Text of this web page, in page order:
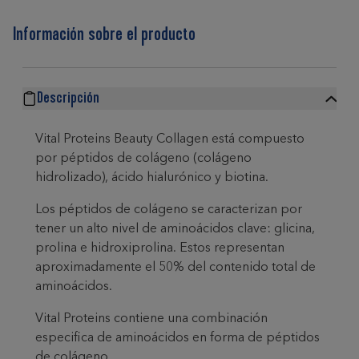
Información sobre el producto
Descripción
Vital Proteins Beauty Collagen está compuesto
por péptidos de colágeno (colágeno
hidrolizado), ácido hialurónico y biotina.
Los péptidos de colágeno se caracterizan por
tener un alto nivel de aminoácidos clave: glicina,
prolina e hidroxiprolina. Estos representan
aproximadamente el 50% del contenido total de
aminoácidos.
Vital Proteins contiene una combinación
especifica de aminoácidos en forma de péptidos